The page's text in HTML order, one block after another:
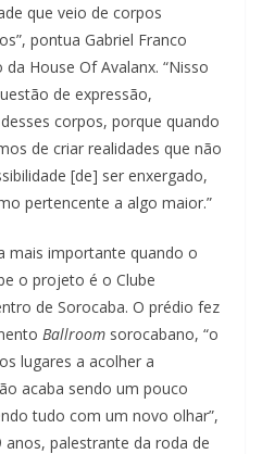
que veio de corpos
pontua Gabriel Franco
House Of Avalanx. “Nisso
de expressão,
corpos, porque quando
de criar realidades que não
[de] ser enxergado,
pertencente a algo maior.”
mais importante quando o
o projeto é o Clube
de Sorocaba. O prédio fez
Ballroom sorocabano, “o
lugares a acolher a
acaba sendo um pouco
tudo com um novo olhar”,
palestrante da roda de